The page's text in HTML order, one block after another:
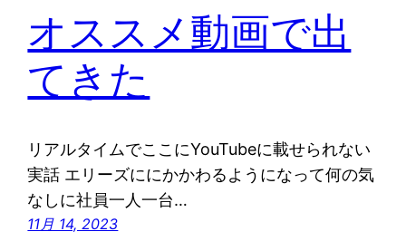
オススメ動画で出
てきた
リアルタイムでここにYouTubeに載せられない
実話 エリーズににかかわるようになって何の気
なしに社員一人一台…
11月 14, 2023